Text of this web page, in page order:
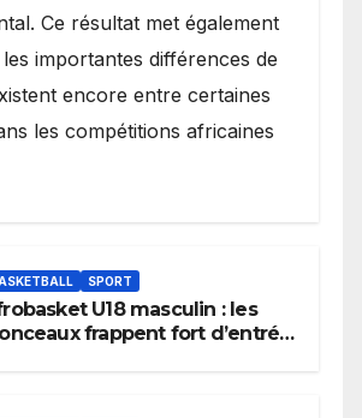
Ce résultat met également
importantes différences de
encore entre certaines
les compétitions africaines
SPORT
U18 masculin : les
frappent fort d’entrée